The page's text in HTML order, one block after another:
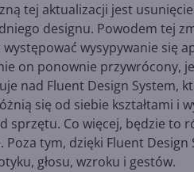
tej aktualizacji jest
designu. Powodem tej
wysypywanie się
on ponownie przywrócony,
nad Fluent Design System,
się od siebie kształtami i
sprzętu. Co więcej, będzie to
tym, dzięki Fluent
głosu, wzroku i gestów.